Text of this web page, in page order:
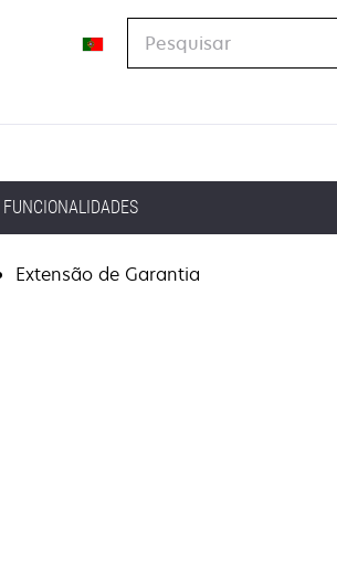
FUNCIONALIDADES
Extensão de Garantia